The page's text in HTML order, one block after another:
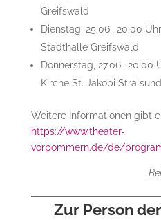
Greifswald
Dienstag, 25.06., 20:00
Stadthalle Greifswald
Donnerstag, 27.06.,
Kirche St. Jakobi Stralsund
Weitere Informationen gibt
https://www.theater-
vorpommern.de/de/
Zur Person